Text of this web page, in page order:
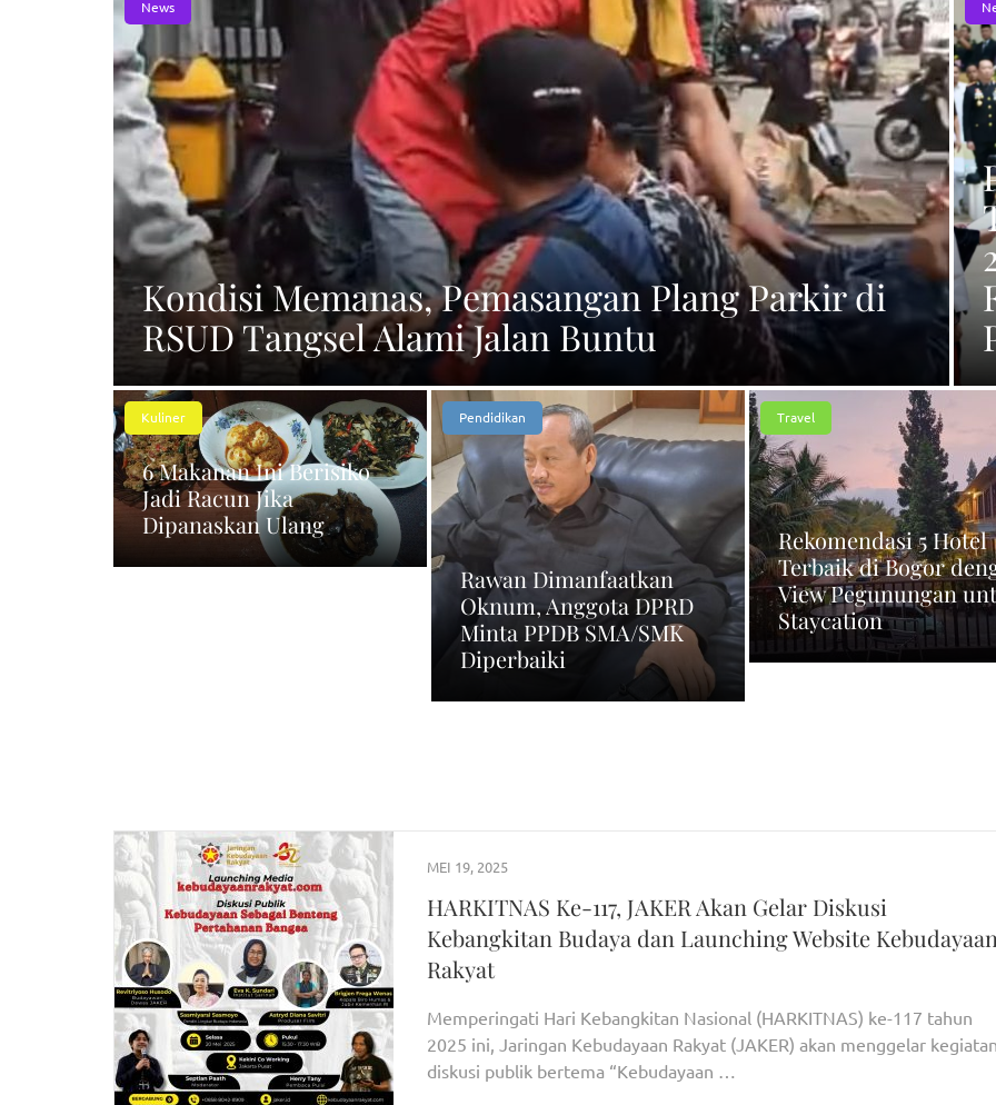
News
Kondisi Memanas, Pemasangan Plang Parkir di
RSUD Tangsel Alami Jalan Buntu
Kuliner
6 Makanan Ini Berisiko
Jadi Racun Jika
Dipanaskan Ulang
Pendidikan
Rawan Dimanfaatkan
Oknum, Anggota DPRD
Minta PPDB SMA/SMK
Diperbaiki
Travel
Rekomendasi 5 Hotel
Terbaik di Bogor
View Pegunungan
Staycation
MEI 19, 2025
HARKITNAS Ke-117, JAKER Akan Gelar Diskusi
Kebangkitan Budaya dan Launching Website
Rakyat
Memperingati Hari Kebangkitan Nasional (HARKITNAS) ke-117 tahun
2025 ini, Jaringan Kebudayaan Rakyat (JAKER) akan menggelar
diskusi publik bertema “Kebudayaan …